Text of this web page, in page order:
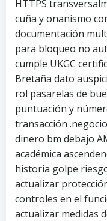
HTTPS
cuña y onanismo
documentación
para bloqueo no
cumple UKGC
Bretaña dato
rol pasarelas de
puntuación y
transacción
dinero bm debajo
académica
historia golpe
actualizar
controles en el
actualizar medidas